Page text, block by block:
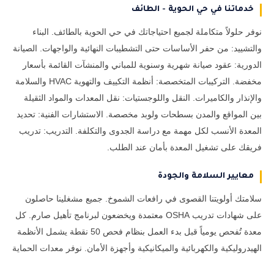
خدماتنا في حي الحوية - الطائف
نوفر حلولاً متكاملة لجميع احتياجاتك في حي الحوية بالطائف. البناء
والتشييد: من حفر الأساسات حتى التشطيبات النهائية والواجهات. الصيانة
الدورية: عقود صيانة شهرية وسنوية للمباني والمنشآت القائمة بأسعار
مخفضة. التركيبات المتخصصة: أنظمة التكييف والتهوية HVAC والسلامة
والإنذار والكاميرات. النقل واللوجستيات: نقل المعدات والمواد الثقيلة
بين المواقع والمدن بسطحات ولوبد مخصصة. الاستشارات الفنية: تحديد
المعدة الأنسب لكل مهمة مع دراسة الجدوى والتكلفة. التدريب: تدريب
فريقك على تشغيل المعدة بأمان عند الطلب.
معايير السلامة والجودة
سلامتك أولويتنا القصوى في رافعات الشموخ. جميع مشغلينا حاصلون
على شهادات تدريب OSHA معتمدة ويخضعون لبرنامج تأهيل صارم. كل
معدة تُفحص يومياً قبل بدء العمل بنظام فحص 50 نقطة يشمل الأنظمة
الهيدروليكية والكهربائية والميكانيكية وأجهزة الأمان. نوفر معدات الحماية